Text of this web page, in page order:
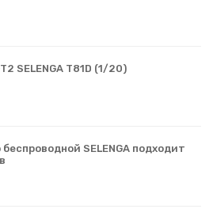
SELENGA T81D (1/20)
SELENGA подходит